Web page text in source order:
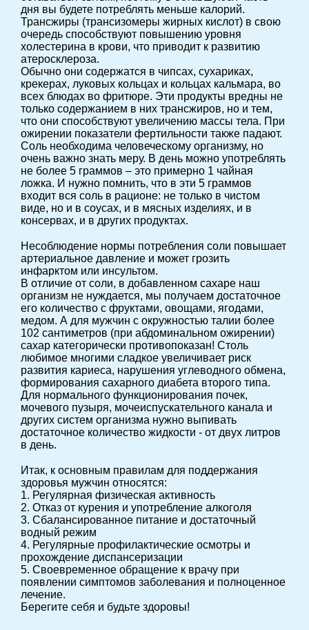
дня вы будете потреблять меньше калорий.
Трансжиры (трансизомеры жирных кислот) в свою
очередь способствуют повышению уровня
холестерина в крови, что приводит к развитию
атеросклероза.
Обычно они содержатся в чипсах, сухариках,
крекерах, луковых кольцах и кольцах кальмара, во
всех блюдах во фритюре. Эти продукты вредны не
только содержанием в них трансжиров, но и тем,
что они способствуют увеличению массы тела. При
ожирении показатели фертильности также падают.
Соль необходима человеческому организму, но
очень важно знать меру. В день можно употреблять
не более 5 граммов – это примерно 1 чайная
ложка. И нужно помнить, что в эти 5 граммов
входит вся соль в рационе: не только в чистом
виде, но и в соусах, и в мясных изделиях, и в
консервах, и в других продуктах.
Несоблюдение нормы потребления соли повышает
артериальное давление и может грозить
инфарктом или инсультом.
В отличие от соли, в добавленном сахаре наш
организм не нуждается, мы получаем достаточное
его количество с фруктами, овощами, ягодами,
медом. А для мужчин с окружностью талии более
102 сантиметров (при абдоминальном ожирении)
сахар категорически противопоказан! Столь
любимое многими сладкое увеличивает риск
развития кариеса, нарушения углеводного обмена,
формирования сахарного диабета второго типа.
Для нормального функционирования почек,
мочевого пузыря, мочеиспускательного канала и
других систем организма нужно выпивать
достаточное количество жидкости - от двух литров
в день.
Итак, к основным правилам для поддержания
здоровья мужчин относятся:
1. Регулярная физическая активность
2. Отказ от курения и употребление алкоголя
3. Сбалансированное питание и достаточный
водный режим
4. Регулярные профилактические осмотры и
прохождение диспансеризации
5. Своевременное обращение к врачу при
появлении симптомов заболевания и полноценное
лечение.
Берегите себя и будьте здоровы!